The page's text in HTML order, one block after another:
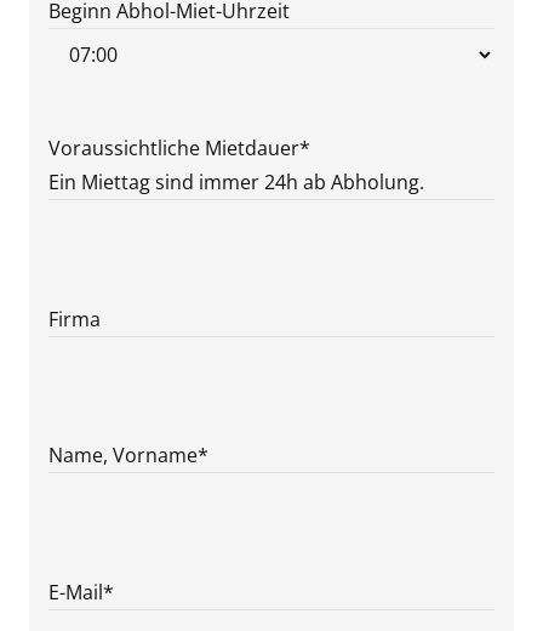
Beginn Abhol-Miet-Uhrzeit
Voraussichtliche Mietdauer*
Ein Miettag sind immer 24h ab Abholung.
Firma
Name, Vorname*
E-Mail*